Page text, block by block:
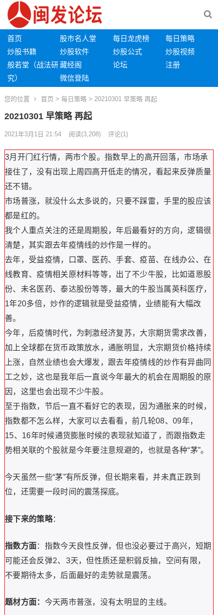
首页 股市名人堂 每日龙虎榜
每日策略
炒股书籍
炒股软件 炒股公式
炒股视频
般若堂（战法研
究）
藏经阁 论坛
注册
微信登陆
您的位置 首页 > 每日策略 > 20210301 早策略 再起
20210301 早策略 再起
2021年3月1日 21:54 阅读(3,208) 评论(1)
3月开门红行情，两市个股。指数早上的高开回落，市场承
接住了，没有出现上周四高开低走的情况，看起来反弹质量
还不错。
市场普涨，就没什么太多说的，只要不踩雷，手里的股应该
都是红的。
我个人重点关注的还是周期股，年后最看好的方向，逻辑很
清楚，其实跟去年疫情线的炒作是一样的。
去年，受益疫情，口罩、医药、手套、疫苗、在线办公、在
线教育、疫情相关原材料等等，出了不少牛股，比如道恩股
份、未名医药、泰达股份等等，最大的牛股当属英科医疗，
1年20多倍，炒作的逻辑就是受益疫情，业绩能有大幅改
善。
今年，后疫情时代，为刺激经济复苏，大宗期货需求改善，
加上全球都在货币政策放水，通胀明显，大宗期货价格持续
上涨，自然业绩也会大爆发，跟去年疫情线的炒作有异曲同
工之妙，这也是我年后一直说今年最大的机会在周期股的原
因，这里也会出现不少牛股。
至于指数，节后一直不看好它的表现，因为通胀来的时候，
指数都不怎么样，大家可以去看看，前几轮08、09年，
15、16年时候通货膨胀时候的表现就知道了，而跟指数走
势相关联的个股就是今年要注意规避的，也就是各种“茅”。
今天虽然一些“茅”有所反弹，但长期来看，并未真正跌到
位，还需要一段时间的震荡探底。
接下来的策略：
指数方面：指数今天良性反弹，但也没必要过于高兴，短期
可能还会反弹2、3天，但性质还是积弱反抽，空间有限，
不要期待太多，后面最好的走势就是震荡。
题材方面： 今天两市普涨，没有太明显的主线。